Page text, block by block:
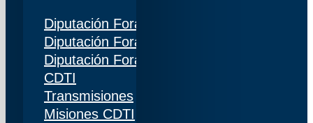
Diputación Foral de Gipuzkoa
Diputación Foral de Bizkaia
Diputación Foral de Álava
CDTI
Transmisiones
Misiones CDTI